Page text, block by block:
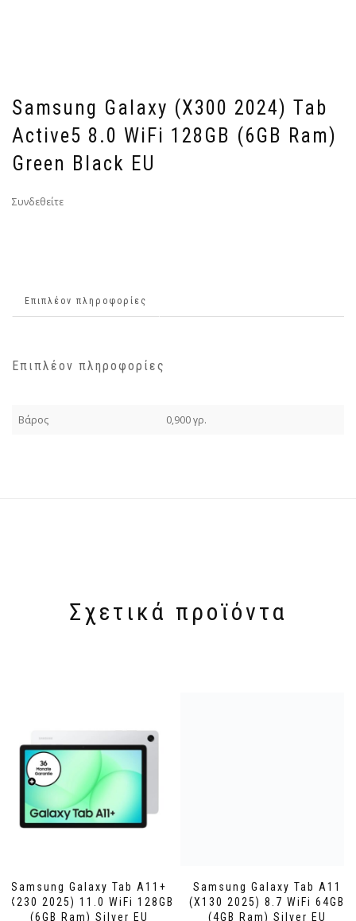
Samsung Galaxy (X300 2024) Tab
Active5 8.0 WiFi 128GB (6GB Ram)
Green Black EU
Συνδεθείτε
Επιπλέον πληροφορίες
Επιπλέον πληροφορίες
Βάρος 0,900 γρ.
Σχετικά προϊόντα
Samsung Galaxy Tab A11+
(X230 2025) 11.0 WiFi 128GB
(6GB Ram) Silver EU
Samsung Galaxy Tab A11
(X130 2025) 8.7 WiFi 64GB
(4GB Ram) Silver EU